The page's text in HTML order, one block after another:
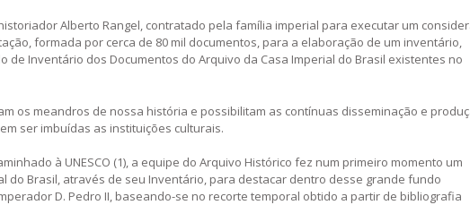
Alberto Rangel, contratado pela família imperial para executar um
formada por cerca de 80 mil documentos, para a elaboração de um inventário,
de Inventário dos Documentos do Arquivo da Casa Imperial do Brasil existentes no
os meandros de nossa história e possibilitam as contínuas disseminação e
ser imbuídas as instituições culturais.
à UNESCO (1), a equipe do Arquivo Histórico fez num primeiro momento um
do Brasil, através de seu Inventário, para destacar dentro desse grande fundo
D. Pedro II, baseando-se no recorte temporal obtido a partir de bibliografia